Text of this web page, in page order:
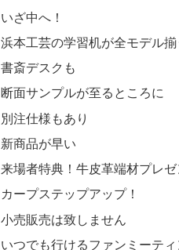
いざ中へ！
浜本工芸の学習机が全モデル揃
書斎デスクも
断面サンプルが至るところに
別注仕様もあり
新商品が早い
来場者特典！牛皮革端材プレゼ
カープステップアップ！
小売販売は致しません
いつでも行けるファンミーテ